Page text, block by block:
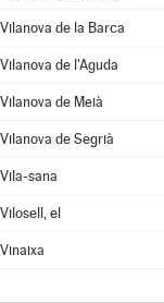
Vilanova de la Barca
Vilanova de l'Aguda
Vilanova de Meià
Vilanova de Segrià
Vila-sana
Vilosell, el
Vinaixa